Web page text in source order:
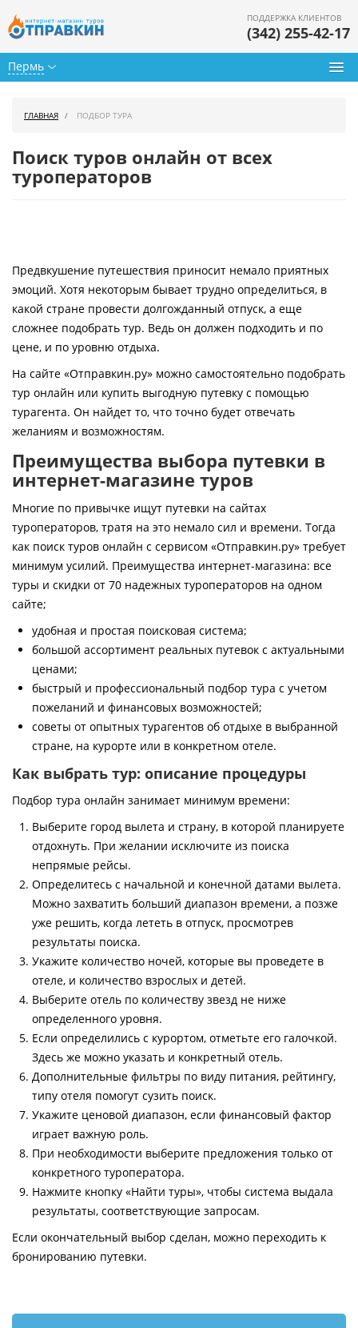
Пермь
ПОДДЕРЖКА КЛИЕНТОВ
(342) 255-42-17
Горящие туры
Страны
Как купить
Контакты
ГЛАВНАЯ ПОДБОР ТУРА
Поиск туров онлайн от всех
туроператоров
Предвкушение путешествия приносит немало приятных
эмоций. Хотя некоторым бывает трудно определиться, в
какой стране провести долгожданный отпуск, а еще
сложнее подобрать тур. Ведь он должен подходить и по
цене, и по уровню отдыха.
На сайте «Отправкин.ру» можно самостоятельно подобрать
тур онлайн или купить выгодную путевку с помощью
турагента. Он найдет то, что точно будет отвечать
желаниям и возможностям.
Преимущества выбора путевки в
интернет-магазине туров
Многие по привычке ищут путевки на сайтах
туроператоров, тратя на это немало сил и времени. Тогда
как поиск туров онлайн с сервисом «Отправкин.ру» требует
минимум усилий. Преимущества интернет-магазина: все
туры и скидки от 70 надежных туроператоров на одном
сайте;
удобная и простая поисковая система;
большой ассортимент реальных путевок с актуальными
ценами;
быстрый и профессиональный подбор тура с учетом
пожеланий и финансовых возможностей;
советы от опытных турагентов об отдыхе в выбранной
стране, на курорте или в конкретном отеле.
Как выбрать тур: описание процедуры
Подбор тура онлайн занимает минимум времени:
Выберите город вылета и страну, в которой планируете
отдохнуть. При желании исключите из поиска
непрямые рейсы.
Определитесь с начальной и конечной датами вылета.
Можно захватить больший диапазон времени, а позже
уже решить, когда лететь в отпуск, просмотрев
результаты поиска.
Укажите количество ночей, которые вы проведете в
отеле, и количество взрослых и детей.
Выберите отель по количеству звезд не ниже
определенного уровня.
Если определились с курортом, отметьте его галочкой.
Здесь же можно указать и конкретный отель.
Дополнительные фильтры по виду питания, рейтингу,
типу отеля помогут сузить поиск.
Укажите ценовой диапазон, если финансовый фактор
играет важную роль.
При необходимости выберите предложения только от
конкретного туроператора.
Нажмите кнопку «Найти туры», чтобы система выдала
результаты, соответствующие запросам.
Если окончательный выбор сделан, можно переходить к
бронированию путевки.